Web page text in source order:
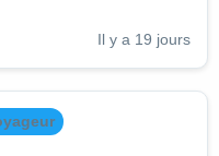
Il y a 19 jours